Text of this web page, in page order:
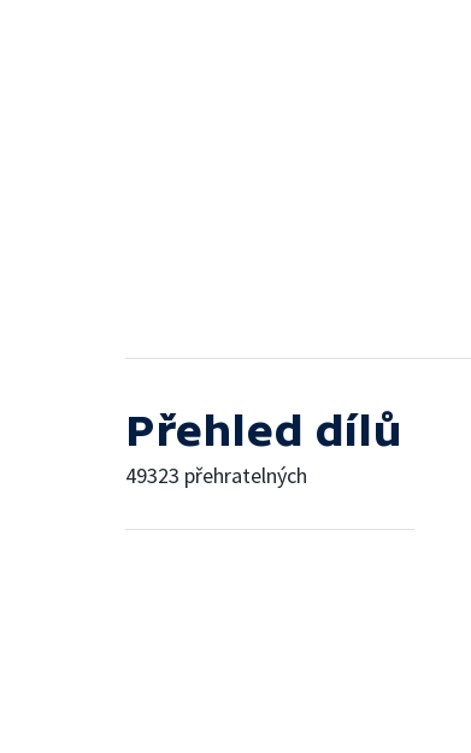
Přehled dílů
49323 přehratelných